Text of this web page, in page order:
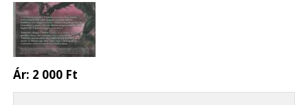
Ár: 2 000 Ft